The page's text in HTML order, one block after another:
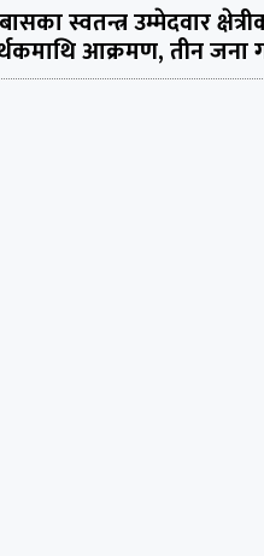
स्वतन्त्र उम्मेदवार
आक्रमण, तीन जना